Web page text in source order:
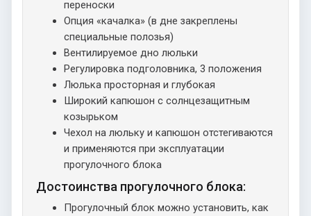
переноски
Опция «качалка» (в дне закреплены
специальные полозья)
Вентилируемое дно люльки
Регулировка подголовника, 3 положения
Люлька просторная и глубокая
Широкий капюшон с солнцезащитным
козырьком
Чехол на люльку и капюшон отстегиваются
и применяются при эксплуатации
прогулочного блока
Достоинства прогулочного блока:
Прогулочный блок можно установить, как